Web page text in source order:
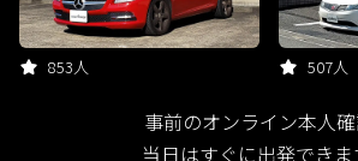
853人 507人
事前のオンライン本人
当日はすぐに出発でき